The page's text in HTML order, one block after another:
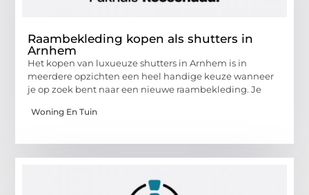
Raambekleding kopen als shutters in
Arnhem
Het kopen van luxueuze shutters in Arnhem is in
meerdere opzichten een heel handige keuze wanneer
je op zoek bent naar een nieuwe raambekleding. Je
Woning En Tuin